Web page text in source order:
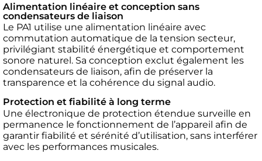
Alimentation linéaire et conception sans
condensateurs de liaison
Le PA1 utilise une alimentation linéaire avec
commutation automatique de la tension secteur,
privilégiant stabilité énergétique et comportement
sonore naturel. Sa conception exclut également les
condensateurs de liaison, afin de préserver la
transparence et la cohérence du signal audio.
Protection et fiabilité à long terme
Une électronique de protection étendue surveille en
permanence le fonctionnement de l’appareil afin de
garantir fiabilité et sérénité d’utilisation, sans interférer
avec les performances musicales.